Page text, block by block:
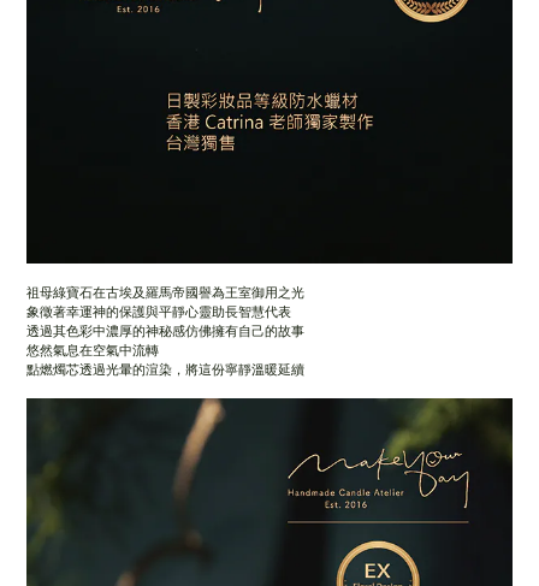
祖母綠寶石在古埃及羅馬帝國譽為王室御用之光
象徵著幸運神的保護與平靜心靈助長智慧代表
透過其色彩中濃厚的神秘感仿佛擁有自己的故事
悠然氣息在空氣中流轉
點燃燭芯透過光暈的渲染，將這份寧靜溫暖延續